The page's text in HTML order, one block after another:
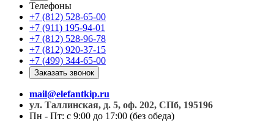
Телефоны
+7 (812) 528-65-00
+7 (911) 195-94-01
+7 (812) 528-96-78
+7 (812) 920-37-15
+7 (499) 344-65-00
Заказать звонок
mail@elefantkip.ru
ул. Таллинская, д. 5, оф. 202, СПб, 195196
Пн - Пт: с 9:00 до 17:00 (без обеда)